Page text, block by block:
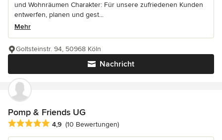
und Wohnräumen Charakter: Für unsere zufriedenen Kunden
entwerfen, planen und gest...
Mehr
Nachricht
Goltsteinstr. 94, 50968 Köln
Pomp & Friends UG
Durchschnittliche Bewertung: 4.9 von 5 Sternen
4,9 (10 Bewertungen)